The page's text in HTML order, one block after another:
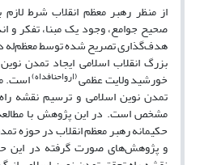
از منظر رهبر معظم انقلاب شرط
صحیح جوامع، وجود یک مبنا، تفکر
هدف‌گذاری تصریح شده توسط معظم‌له در
بزرگ انقلاب اسلامی ایجاد تمدن
خورشید ولایت عظمی(ارواحنافداه)است.
تمدن نوین اسلامی و ترسیم نقشه
مشخص است. در این پژوهش با
حکیمانه رهبر معظم انقلاب در حوزه
و پژوهش‌های صورت گرفته در این